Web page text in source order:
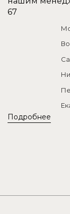
67
Подробнее